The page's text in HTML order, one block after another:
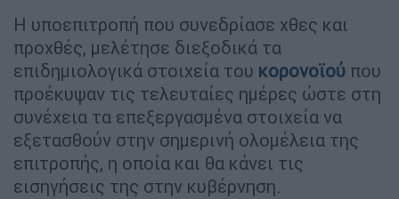
Η υποεπιτροπή που συνεδρίασε χθες και
προχθές, μελέτησε διεξοδικά τα
επιδημιολογικά στοιχεία του κορονοϊού που
προέκυψαν τις τελευταίες ημέρες ώστε στη
συνέχεια τα επεξεργασμένα στοιχεία να
εξετασθούν στην σημερινή ολομέλεια της
επιτροπής, η οποία και θα κάνει τις
εισηγήσεις της στην κυβέρνηση.